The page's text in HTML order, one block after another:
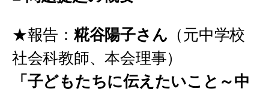
★報告： 糀谷陽子さん （元中学校
社会科教師、本会理事）
「子どもたちに伝えたいこと～中